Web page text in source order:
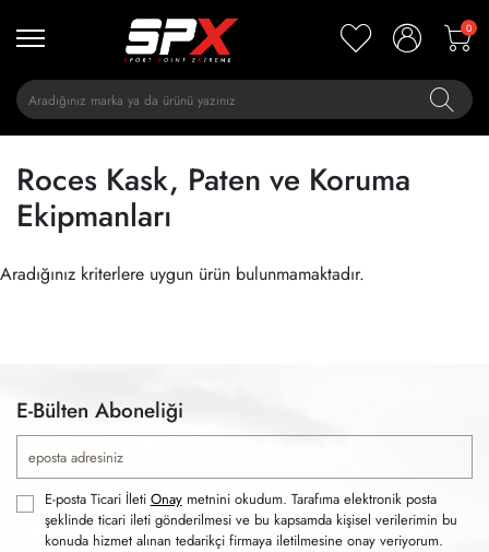
0
Roces Kask, Paten ve Koruma
Ekipmanları
Aradığınız kriterlere uygun ürün bulunmamaktadır.
E-Bülten Aboneliği
E-posta Ticari İleti Onaymetnini okudum. Tarafıma elektronik posta
şeklinde ticari ileti gönderilmesi ve bu kapsamda kişisel verilerimin bu
konuda hizmet alınan tedarikçi firmaya iletilmesine onay veriyorum.